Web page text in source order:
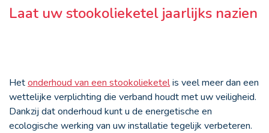
Laat uw stookolieketel jaarlijks nazien
Hetonderhoud van een stookolieketelis veel meer dan een
wettelijke verplichting die verband houdt met uw veiligheid.
Dankzij dat onderhoud kunt u de energetische en
ecologische werking van uw installatie tegelijk verbeteren.